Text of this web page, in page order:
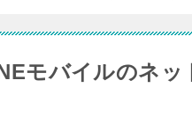
モバイルのネッ